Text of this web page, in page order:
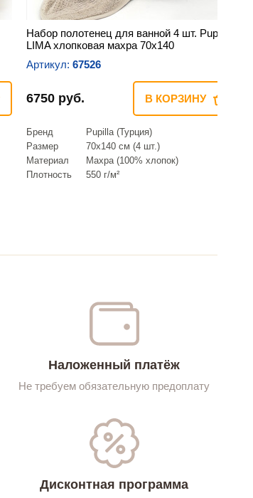
Набор полотенец для ванной 4 шт. Pupilla
LIMA хлопковая махра 70х140
Артикул: 67526
6750 руб. В КОРЗИНУ
Бренд
Pupilla (Турция)
Размер
70х140 см (4 шт.)
Материал
Махра (100% хлопок)
Плотность
550 г/м²
Наложенный платёж
Не требуем обязательную предоплату
Дисконтная программа